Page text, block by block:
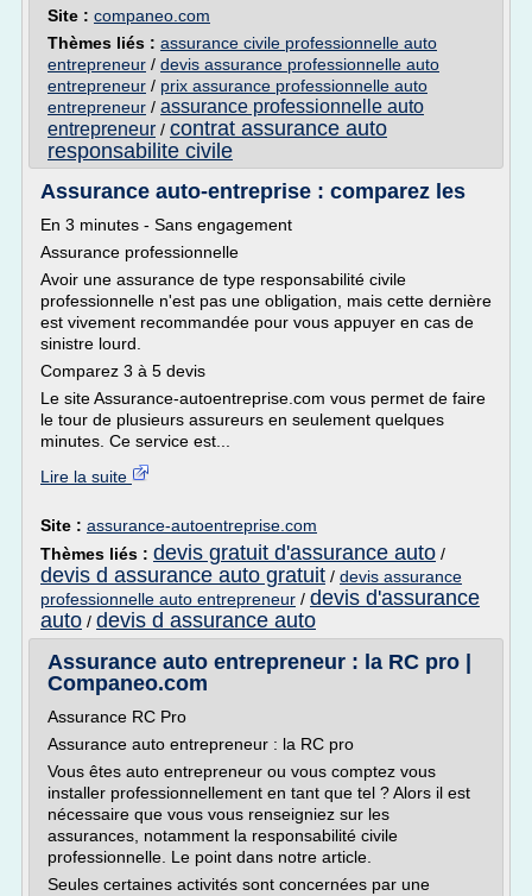
Site : companeo.com
Thèmes liés : assurance civile professionnelle auto
entrepreneur / devis assurance professionnelle auto
entrepreneur / prix assurance professionnelle auto
entrepreneur / assurance professionnelle auto
entrepreneur / contrat assurance auto
responsabilite civile
Assurance auto-entreprise : comparez les
En 3 minutes - Sans engagement
Assurance professionnelle
Avoir une assurance de type responsabilité civile
professionnelle n'est pas une obligation, mais cette dernière
est vivement recommandée pour vous appuyer en cas de
sinistre lourd.
Comparez 3 à 5 devis
Le site Assurance-autoentreprise.com vous permet de faire
le tour de plusieurs assureurs en seulement quelques
minutes. Ce service est...
Lire la suite
Site : assurance-autoentreprise.com
Thèmes liés : devis gratuit d'assurance auto /
devis d assurance auto gratuit / devis assurance
professionnelle auto entrepreneur / devis d'assurance
auto / devis d assurance auto
Assurance auto entrepreneur : la RC pro |
Companeo.com
Assurance RC Pro
Assurance auto entrepreneur : la RC pro
Vous êtes auto entrepreneur ou vous comptez vous
installer professionnellement en tant que tel ? Alors il est
nécessaire que vous vous renseigniez sur les
assurances, notamment la responsabilité civile
professionnelle. Le point dans notre article.
Seules certaines activités sont concernées par une